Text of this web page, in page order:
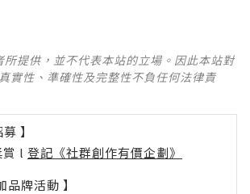
所提供，並不代表本站的立場。因此本站對
實性、準確性及完整性不負任何法律責
】
l 登記《社群創作有價企劃》
品牌活動 】